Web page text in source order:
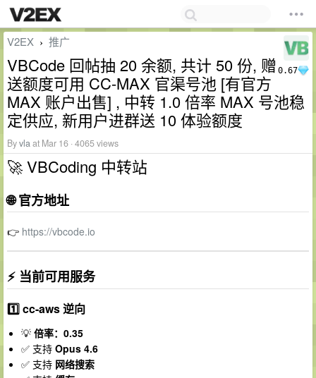
0.67
V2EX › 推广
VBCode 回帖抽 20 余额, 共计 50 份, 赠
送额度可用 CC-MAX 官渠号池 [有官方
MAX 账户出售] , 中转 1.0 倍率 MAX 号池稳
定供应, 新用户进群送 10 体验额度
Byvlaat Mar 16 · 4065 views
🚀 VBCoding 中转站
🌐 官方地址
👉 https://vbcode.io
⚡ 当前可用服务
1️⃣ cc-aws 逆向
💡 倍率：0.35
✅ 支持 Opus 4.6
✅ 支持 网络搜索